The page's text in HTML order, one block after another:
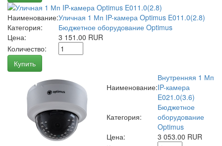
Наименование:Уличная 1 Мп IP-камера Optimus E011.0(2.8)
Категория:
Бюджетное оборудование Optimus
Цена:
3 151.00 RUR
Количество:
Купить
Наименование:
Внутренняя 1 Мп
IP-камера
E021.0(3.6)
Категория:
Бюджетное
оборудование
Optimus
Цена:
3 053.00 RUR